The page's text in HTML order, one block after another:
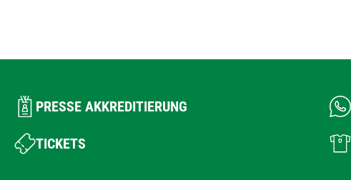
PRESSE AKKREDITIERUNG
TICKETS